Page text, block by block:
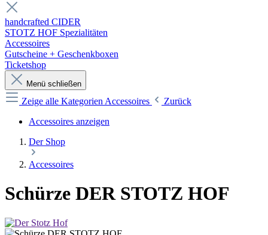
handcrafted CIDER
STOTZ HOF Spezialitäten
Accessoires
Gutscheine + Geschenkboxen
Ticketshop
Menü schließen
Zeige alle Kategorien Accessoires
Zurück
Accessoires anzeigen
Der Shop
Accessoires
Schürze DER STOTZ HOF